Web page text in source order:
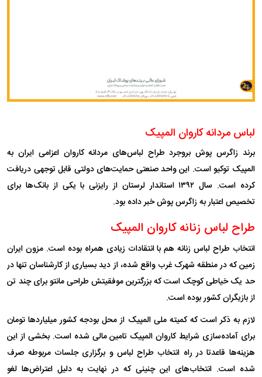
لباس مردانه کاروان المپیک
برند زاگرس پوش بروجرد طراح لباس‌های مردانه کاروان اعزامی ایران به
المپیک توکیو است. این واحد صنعتی حمایت‌های دولتی قابل توجهی دریافت
کرده است. سال ۱۳۹۲ استاندار لرستان از رایزنی با یکی از بانک‌ها برای
تخصیص اعتبار به زاگرس پوش خبر داده بود.
طراح لباس زنانه کاروان المپیک
انتخاب طراح لباس زنانه هم با انتقادات زیادی همراه بوده است. مزون ایران
زمین که در منطقه شهرک غرب واقع شده، از دید بسیاری از کارشناسان تنها در
حد یک خیاطی کوچک است که بزرگترین موفقیتش طراحی مانتو برای چند تن
از بازیگران کشور بوده است.
لازم به ذکر است که کمیته ملی المپیک از محل بودجه کشور میلیاردها تومان
برای آماده‌سازی شرایط کاروان المپیک تامین مالی شده است. بخشی از این
هزینه‌ها قاعدتا در راه انتخاب طراح لباس و برگزاری جلسات مربوطه صرف
شده است. انتخاب‌های این چنینی که در نهایت به دلیل اعتراض‌ها لغو